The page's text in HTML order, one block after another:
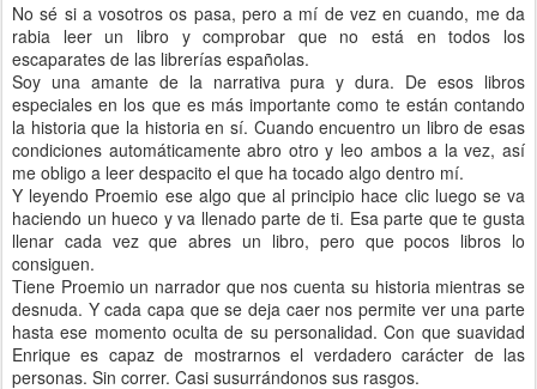
No sé si a vosotros os pasa, pero a mí de vez en cuando, me da
rabia leer un libro y comprobar que no está en todos los
escaparates de las librerías españolas.
Soy una amante de la narrativa pura y dura. De esos libros
especiales en los que es más importante como te están contando
la historia que la historia en sí. Cuando encuentro un libro de esas
condiciones automáticamente abro otro y leo ambos a la vez, así
me obligo a leer despacito el que ha tocado algo dentro mí.
Y leyendo Proemio ese algo que al principio hace clic luego se va
haciendo un hueco y va llenado parte de ti. Esa parte que te gusta
llenar cada vez que abres un libro, pero que pocos libros lo
consiguen.
Tiene Proemio un narrador que nos cuenta su historia mientras se
desnuda. Y cada capa que se deja caer nos permite ver una parte
hasta ese momento oculta de su personalidad. Con que suavidad
Enrique es capaz de mostrarnos el verdadero carácter de las
personas. Sin correr. Casi susurrándonos sus rasgos.